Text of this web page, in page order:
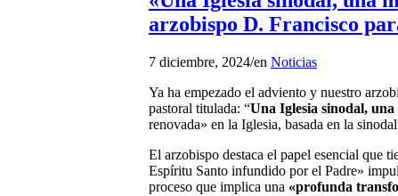
arzobispo D. Francisco
7 diciembre, 2024/en Noticias
Ya ha empezado el adviento y nuestro
pastoral titulada: “Una Iglesia sinodal,
renovada» en la Iglesia, basada en la
El arzobispo destaca el papel esencial que
Espíritu Santo infundido por el Padre»
proceso que implica una «profunda